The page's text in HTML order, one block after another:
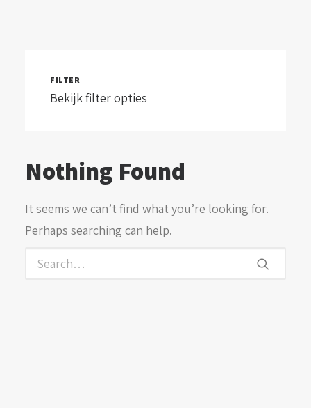
FILTER
Bekijk filter opties
Nothing Found
It seems we can’t find what you’re looking for.
Perhaps searching can help.